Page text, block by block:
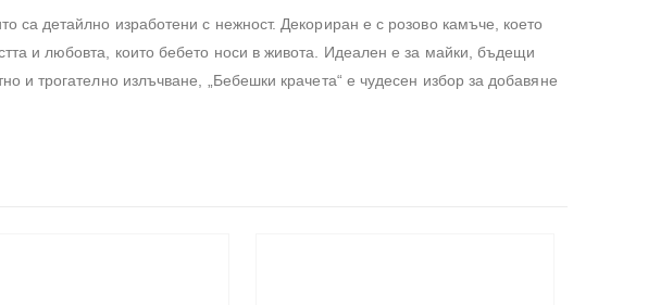
са детайлно изработени с нежност. Декориран е с розово камъче, което
и любовта, които бебето носи в живота. Идеален е за майки, бъдещи
и трогателно излъчване, „Бебешки крачета“ е чудесен избор за добавяне